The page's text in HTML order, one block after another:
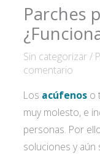
Parches
Sin categorizar/
comentario
Los acúfenos o
muy molesto, e
personas. Por
soluciones y aún